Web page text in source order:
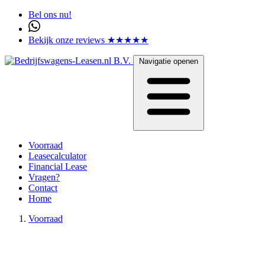
Bel ons nu!
Bekijk onze reviews ★★★★★
Navigatie openen
Voorraad
Leasecalculator
Financial Lease
Vragen?
Contact
Home
Voorraad